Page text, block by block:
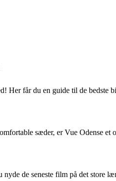
Her får du en guide til de bedste
sæder, er Vue Odense et
de seneste film på det store